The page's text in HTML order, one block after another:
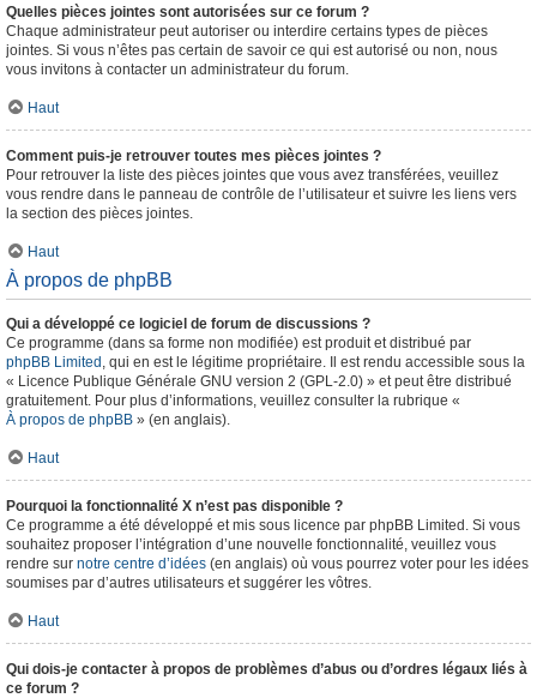
Quelles pièces jointes sont autorisées sur ce forum ?
Chaque administrateur peut autoriser ou interdire certains types de pièces
jointes. Si vous n’êtes pas certain de savoir ce qui est autorisé ou non, nous
vous invitons à contacter un administrateur du forum.
Haut
Comment puis-je retrouver toutes mes pièces jointes ?
Pour retrouver la liste des pièces jointes que vous avez transférées, veuillez
vous rendre dans le panneau de contrôle de l’utilisateur et suivre les liens vers
la section des pièces jointes.
Haut
À propos de phpBB
Qui a développé ce logiciel de forum de discussions ?
Ce programme (dans sa forme non modifiée) est produit et distribué par
phpBB Limited , qui en est le légitime propriétaire. Il est rendu accessible sous la
« Licence Publique Générale GNU version 2 (GPL-2.0) » et peut être distribué
gratuitement. Pour plus d’informations, veuillez consulter la rubrique «
À propos de phpBB » (en anglais).
Haut
Pourquoi la fonctionnalité X n’est pas disponible ?
Ce programme a été développé et mis sous licence par phpBB Limited. Si vous
souhaitez proposer l’intégration d’une nouvelle fonctionnalité, veuillez vous
rendre sur notre centre d’idées (en anglais) où vous pourrez voter pour les idées
soumises par d’autres utilisateurs et suggérer les vôtres.
Haut
Qui dois-je contacter à propos de problèmes d’abus ou d’ordres légaux liés à
ce forum ?